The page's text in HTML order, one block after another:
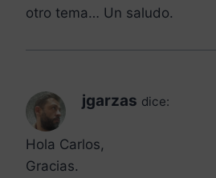
otro tema… Un saludo.
jgarzas dice:
Hola Carlos,
Gracias.